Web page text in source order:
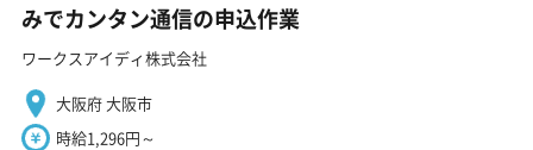
みでカンタン通信の申込作業
ワークスアイディ株式会社
大阪府 大阪市
時給1,296円～